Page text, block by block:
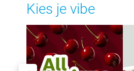
Kies je vibe